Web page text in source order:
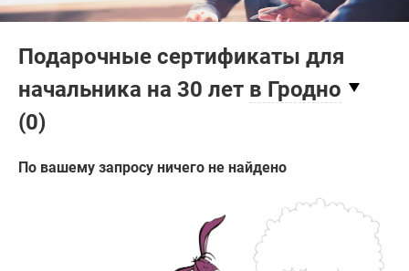
Подарочные сертификаты для
начальника на 30 лет в Гродно
(0)
По вашему запросу ничего не найдено